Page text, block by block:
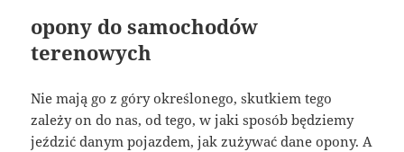
opony do samochodów
terenowych
Nie mają go z góry określonego, skutkiem tego
zależy on do nas, od tego, w jaki sposób będziemy
jeździć danym pojazdem, jak zużywać dane opony. A